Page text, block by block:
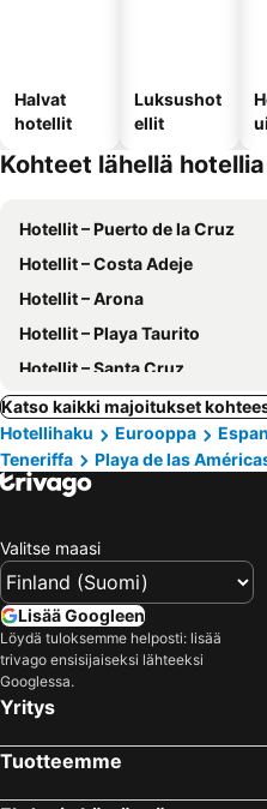
Halvat
hotellit
Luksushot
ellit
Kohteet lähellä
Hotellit – Puerto de la Cruz
Hotellit – Costa Adeje
Hotellit – Arona
Hotellit – Playa Taurito
Hotellit – Santa Cruz
Katso kaikki majoitukset
Hotellihaku
Eurooppa
Teneriffa
Playa de las
Valitse maasi
Lisää Googleen
Löydä tuloksemme helposti: lisää
trivago ensisijaiseksi lähteeksi
Googlessa.
Yritys
Tuotteemme